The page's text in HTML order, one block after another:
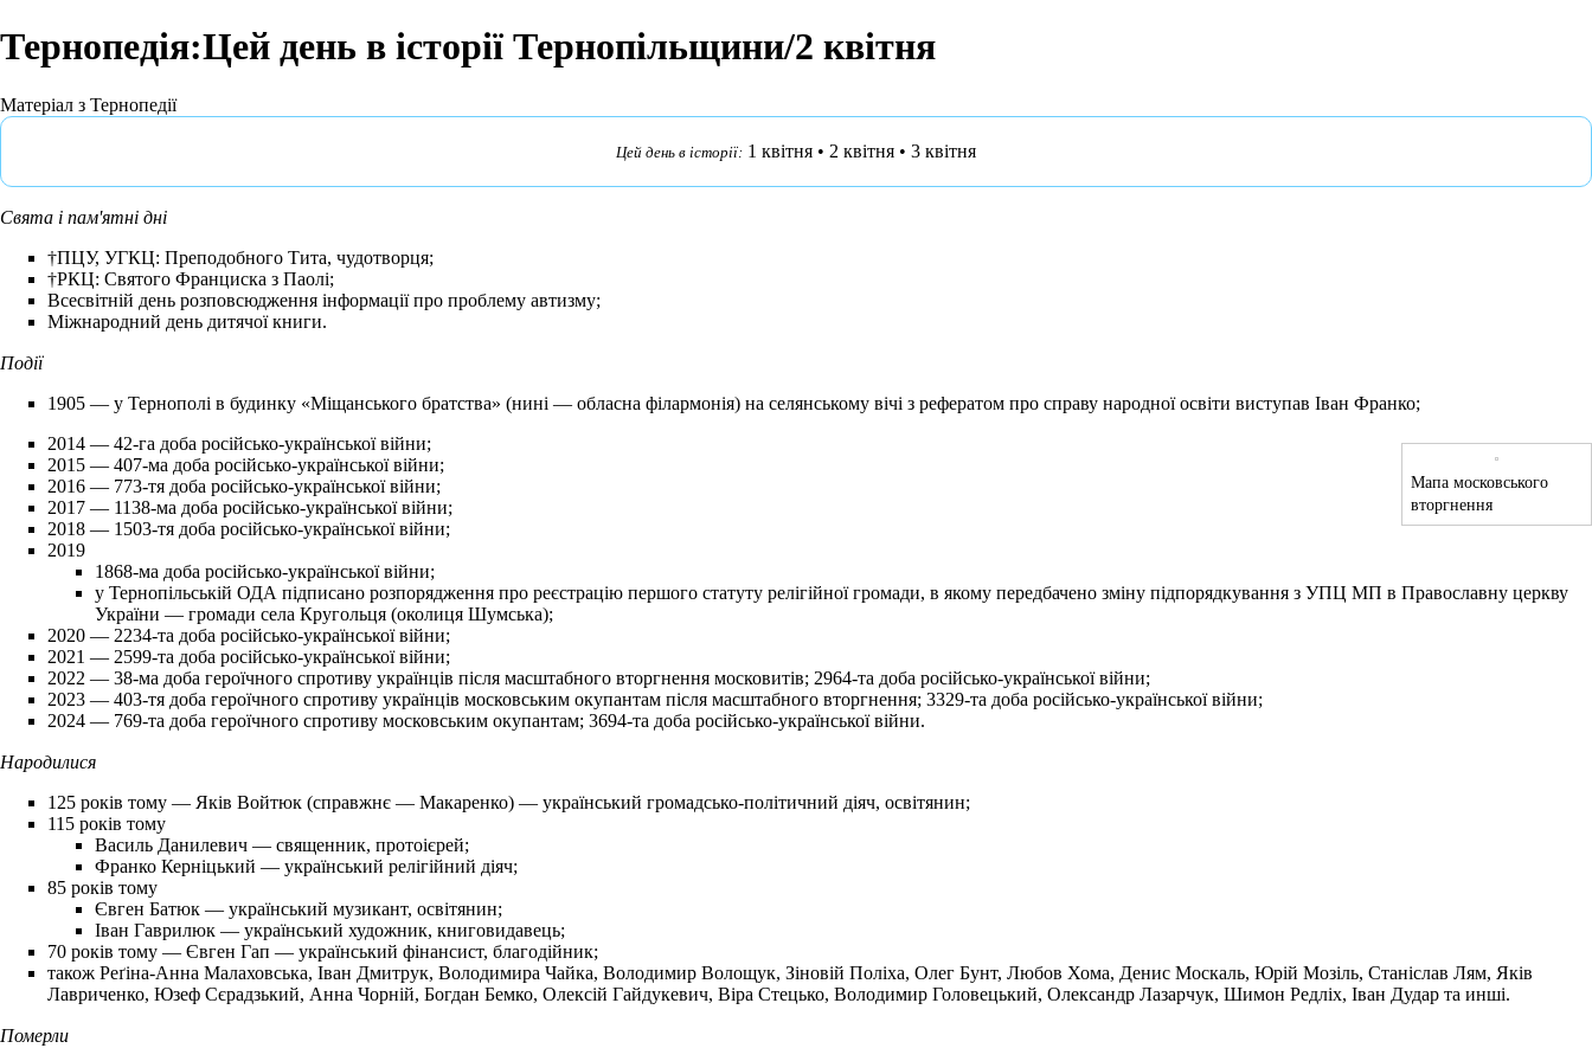
Тернопедія:Цей день в історії Тернопільщини/2 квітня
Матеріал з Тернопедії
Цей день в історії: 1 квітня • 2 квітня • 3 квітня
Свята і пам'ятні дні
†ПЦУ, УГКЦ: Преподобного Тита, чудотворця;
†РКЦ: Святого Франциска з Паолі;
Всесвітній день розповсюдження інформації про проблему автизму;
Міжнародний день дитячої книги.
Події
1905 — у Тернополі в будинку «Міщанського братства» (нині — обласна філармонія) на селянському вічі з рефератом про справу народної освіти виступав Іван Франко;
Мапа московського
вторгнення
2014 — 42-га доба російсько-української війни;
2015 — 407-ма доба російсько-української війни;
2016 — 773-тя доба російсько-української війни;
2017 — 1138-ма доба російсько-української війни;
2018 — 1503-тя доба російсько-української війни;
2019
1868-ма доба російсько-української війни;
у Тернопільській ОДА підписано розпорядження про реєстрацію першого статуту релігійної громади, в якому передбачено зміну підпорядкування з УПЦ МП в Православну церкву
України — громади села Кругольця (околиця Шумська);
2020 — 2234-та доба російсько-української війни;
2021 — 2599-та доба російсько-української війни;
2022 — 38-ма доба героїчного спротиву українців після масштабного вторгнення московитів; 2964-та доба російсько-української війни;
2023 — 403-тя доба героїчного спротиву українців московським окупантам після масштабного вторгнення; 3329-та доба російсько-української війни;
2024 — 769-та доба героїчного спротиву московським окупантам; 3694-та доба російсько-української війни.
Народилися
125 років тому — Яків Войтюк (справжнє — Макаренко) — український громадсько-політичний діяч, освітянин;
115 років тому
Василь Данилевич — священник, протоієрей;
Франко Керніцький — український релігійний діяч;
85 років тому
Євген Батюк — український музикант, освітянин;
Іван Гаврилюк — український художник, книговидавець;
70 років тому — Євген Гап — український фінансист, благодійник;
також Реґіна-Анна Малаховська, Іван Дмитрук, Володимира Чайка, Володимир Волощук, Зіновій Поліха, Олег Бунт, Любов Хома, Денис Москаль, Юрій Мозіль, Станіслав Лям, Яків
Лавриченко, Юзеф Сєрадзький, Анна Чорній, Богдан Бемко, Олексій Гайдукевич, Віра Стецько, Володимир Головецький, Олександр Лазарчук, Шимон Редліх, Іван Дудар та инші.
Померли